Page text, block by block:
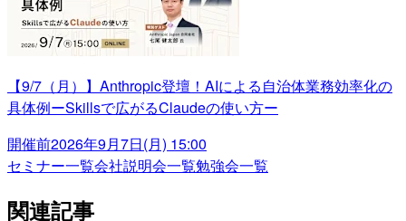
【9/7（月）】Anthropic登壇！AIによる自治体業務効率化の
具体例ーSkillsで広がるClaudeの使い方ー
開催前2026年9月7日(月) 15:00
セミナー一覧会社説明会一覧勉強会一覧
関連記事